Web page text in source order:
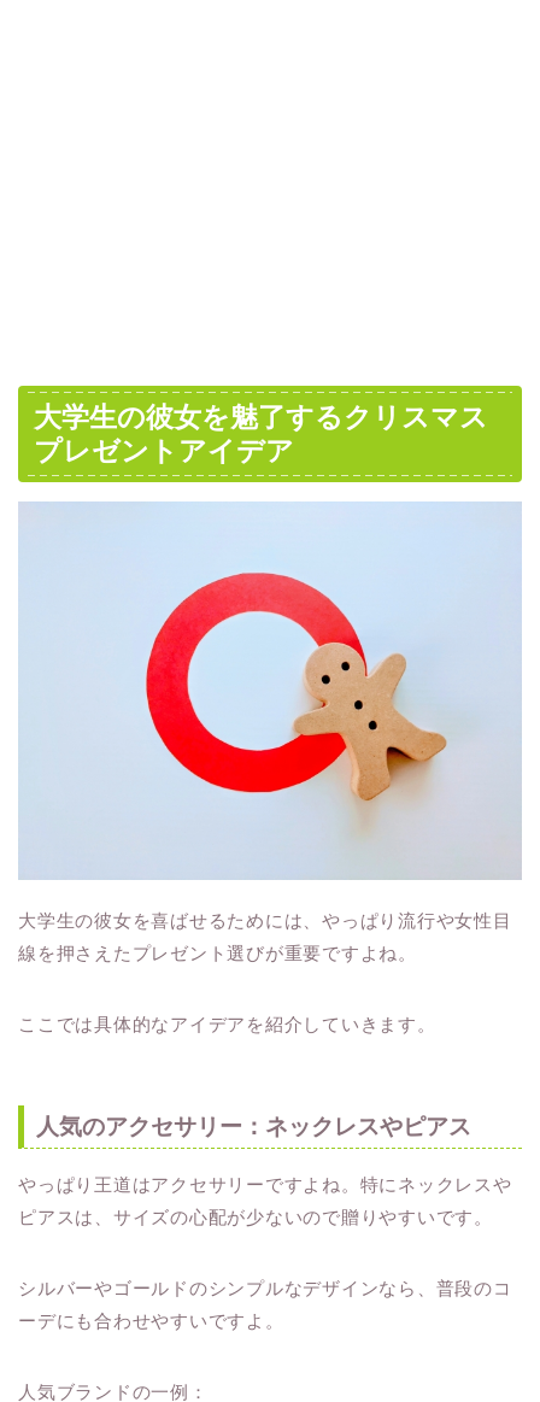
大学生の彼女を魅了するクリスマス
プレゼントアイデア
大学生の彼女を喜ばせるためには、やっぱり流行や女性目
線を押さえたプレゼント選びが重要ですよね。
ここでは具体的なアイデアを紹介していきます。
人気のアクセサリー：ネックレスやピアス
やっぱり王道はアクセサリーですよね。特にネックレスや
ピアスは、サイズの心配が少ないので贈りやすいです。
シルバーやゴールドのシンプルなデザインなら、普段のコ
ーデにも合わせやすいですよ。
人気ブランドの一例：